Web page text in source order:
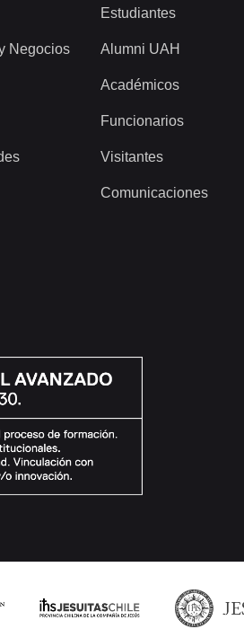
Negocios
Estudiantes
Alumni UAH
Académicos
Funcionarios
Visitantes
Comunicaciones